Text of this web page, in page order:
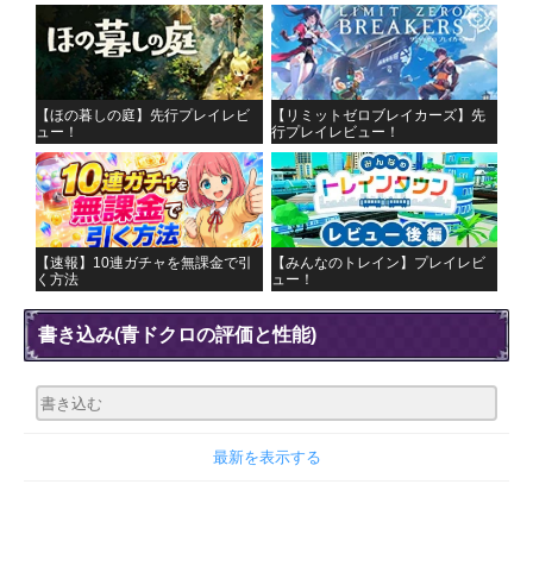
【ほの暮しの庭】先行プレイレビ
ュー！
【リミットゼロブレイカーズ】先
行プレイレビュー！
【速報】10連ガチャを無課金で引
く方法
【みんなのトレイン】プレイレビ
ュー！
書き込み(青ドクロの評価と性能)
最新を表示する